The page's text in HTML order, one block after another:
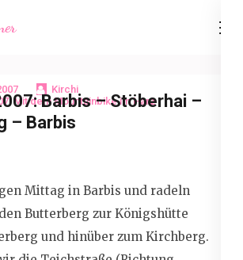
Kirchi
Mit dem Mountainbike im Harz
Barbis – Stöberhai –
– Barbis
Mittag in Barbis und radeln
Butterberg zur Königshütte
und hinüber zum Kirchberg.